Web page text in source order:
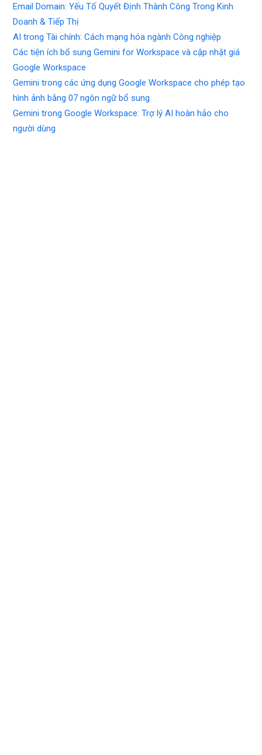
Email Domain: Yếu Tố Quyết Định Thành Công Trong Kinh
Doanh & Tiếp Thị
AI trong Tài chính: Cách mạng hóa ngành Công nghiệp
Các tiện ích bổ sung Gemini for Workspace và cập nhật giá
Google Workspace
Gemini trong các ứng dụng Google Workspace cho phép tạo
hình ảnh bằng 07 ngôn ngữ bổ sung
Gemini trong Google Workspace: Trợ lý AI hoàn hảo cho
người dùng